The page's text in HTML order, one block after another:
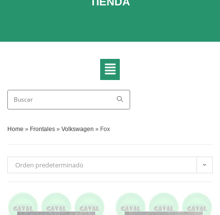
Home » Frontales » Volkswagen » Fox
Orden predeterminado